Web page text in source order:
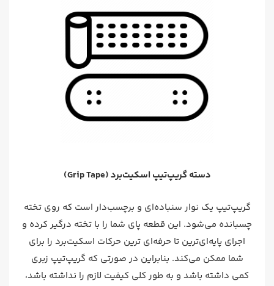
دسته گریپ‌تیپ اسکیت‌برد (Grip Tape)
گریپ‌تیپ یک نوار سنباده‌ای و برچسب‌دار است که روی تخته
چسبانده می‌شود. این قطعه پای شما را با تخته درگیر کرده و
اجرای پایه‌ای‌ترین تا حرفه‌ای ترین حرکات اسکیت‌برد را برای
شما ممکن می‌کند. بنابراین در صورتی که گریپ‌تیپ زبری
کمی داشته باشد و به طور کلی کیفیت لازم را نداشته باشد،